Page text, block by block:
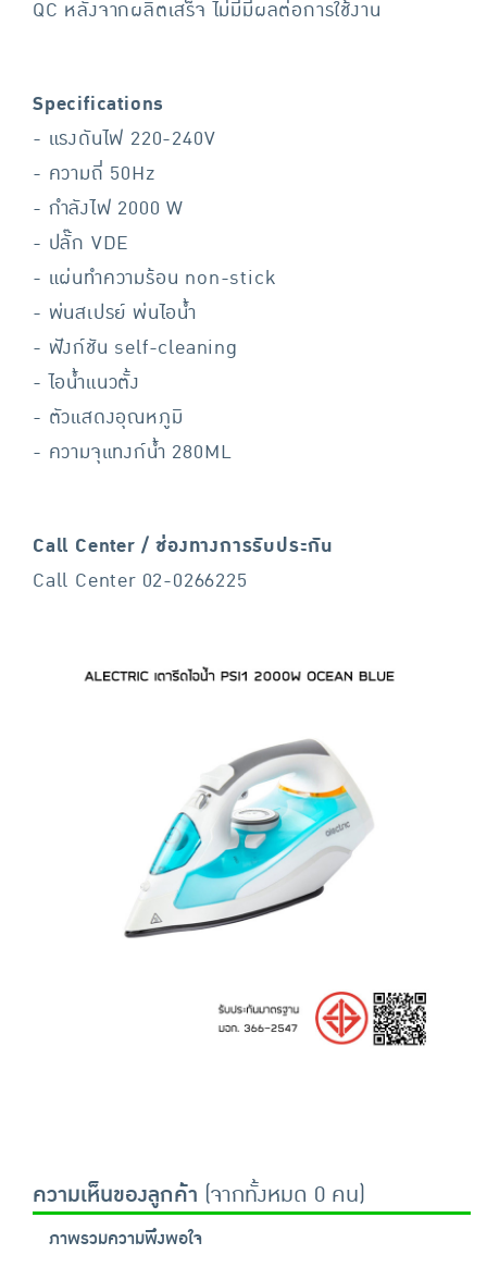
QC หลังจากผลิตเสร็จ ไม่มีมีผลต่อการใช้งาน
Specifications
- แรงดันไฟ 220-240V
- ความถี่ 50Hz
- กำลังไฟ 2000 W
- ปลั๊ก VDE
- แผ่นทำความร้อน non-stick
- พ่นสเปรย์ พ่นไอน้ำ
- ฟังก์ชัน self-cleaning
- ไอน้ำแนวตั้ง
- ตัวแสดงอุณหภูมิ
- ความจุแทงก์น้ำ 280ML
Call Center / ช่องทางการรับประกัน
Call Center 02-0266225
ความเห็นของลูกค้า (จากทั้งหมด 0 คน)
ภาพรวมความพึงพอใจ